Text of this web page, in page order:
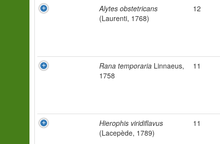
Alytes obstetricans
(Laurenti, 1768)
12
Rana temporaria Linnaeus,
1758
11
Hierophis viridiflavus
(Lacepède, 1789)
11